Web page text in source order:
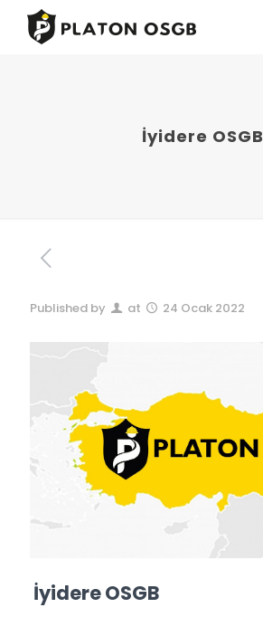
İyidere OSGB
Published by at 24 Ocak 2022
İyidere OSGB